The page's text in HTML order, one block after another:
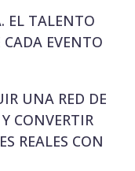
EL TALENTO
EVENTO
UNA RED DE
CONVERTIR
REALES CON